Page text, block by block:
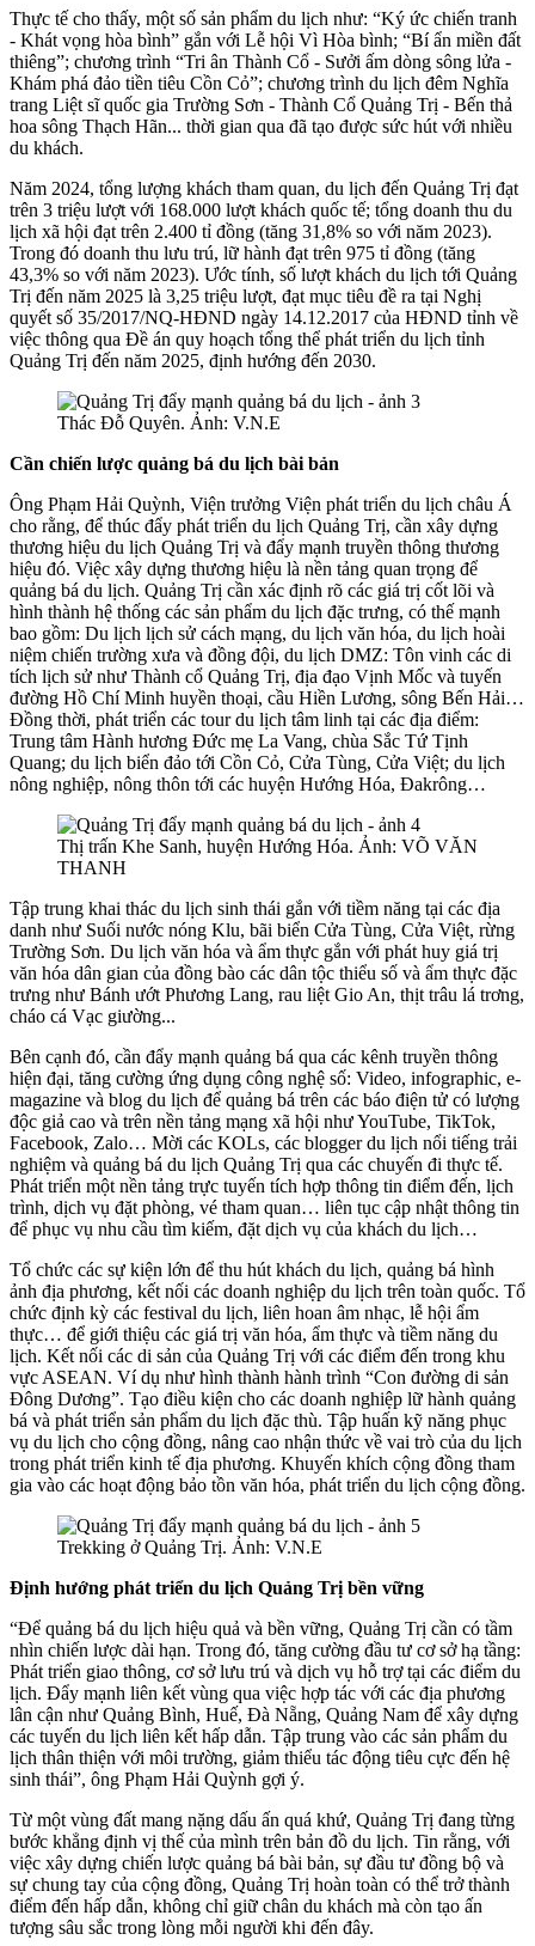
Thực tế cho thấy, một số sản phẩm du lịch như: “Ký ức chiến tranh
- Khát vọng hòa bình” gắn với Lễ hội Vì Hòa bình; “Bí ẩn miền đất
thiêng”; chương trình “Tri ân Thành Cổ - Sưởi ấm dòng sông lửa -
Khám phá đảo tiền tiêu Cồn Cỏ”; chương trình du lịch đêm Nghĩa
trang Liệt sĩ quốc gia Trường Sơn - Thành Cổ Quảng Trị - Bến thả
hoa sông Thạch Hãn... thời gian qua đã tạo được sức hút với nhiều
du khách.
Năm 2024, tổng lượng khách tham quan, du lịch đến Quảng Trị đạt
trên 3 triệu lượt với 168.000 lượt khách quốc tế; tổng doanh thu du
lịch xã hội đạt trên 2.400 tỉ đồng (tăng 31,8% so với năm 2023).
Trong đó doanh thu lưu trú, lữ hành đạt trên 975 tỉ đồng (tăng
43,3% so với năm 2023). Ước tính, số lượt khách du lịch tới Quảng
Trị đến năm 2025 là 3,25 triệu lượt, đạt mục tiêu đề ra tại Nghị
quyết số 35/2017/NQ-HĐND ngày 14.12.2017 của HĐND tỉnh về
việc thông qua Đề án quy hoạch tổng thể phát triển du lịch tỉnh
Quảng Trị đến năm 2025, định hướng đến 2030.
Thác Đỗ Quyên. Ảnh: V.N.E
Cần chiến lược quảng bá du lịch bài bản
Ông Phạm Hải Quỳnh, Viện trưởng Viện phát triển du lịch châu Á
cho rằng, để thúc đẩy phát triển du lịch Quảng Trị, cần xây dựng
thương hiệu du lịch Quảng Trị và đẩy mạnh truyền thông thương
hiệu đó. Việc xây dựng thương hiệu là nền tảng quan trọng để
quảng bá du lịch. Quảng Trị cần xác định rõ các giá trị cốt lõi và
hình thành hệ thống các sản phẩm du lịch đặc trưng, có thế mạnh
bao gồm: Du lịch lịch sử cách mạng, du lịch văn hóa, du lịch hoài
niệm chiến trường xưa và đồng đội, du lịch DMZ: Tôn vinh các di
tích lịch sử như Thành cổ Quảng Trị, địa đạo Vịnh Mốc và tuyến
đường Hồ Chí Minh huyền thoại, cầu Hiền Lương, sông Bến Hải…
Đồng thời, phát triển các tour du lịch tâm linh tại các địa điểm:
Trung tâm Hành hương Đức mẹ La Vang, chùa Sắc Tứ Tịnh
Quang; du lịch biển đảo tới Cồn Cỏ, Cửa Tùng, Cửa Việt; du lịch
nông nghiệp, nông thôn tới các huyện Hướng Hóa, Đakrông…
Thị trấn Khe Sanh, huyện Hướng Hóa. Ảnh: VÕ VĂN
THANH
Tập trung khai thác du lịch sinh thái gắn với tiềm năng tại các địa
danh như Suối nước nóng Klu, bãi biển Cửa Tùng, Cửa Việt, rừng
Trường Sơn. Du lịch văn hóa và ẩm thực gắn với phát huy giá trị
văn hóa dân gian của đồng bào các dân tộc thiểu số và ẩm thực đặc
trưng như Bánh ướt Phương Lang, rau liệt Gio An, thịt trâu lá trơng,
cháo cá Vạc giường...
Bên cạnh đó, cần đẩy mạnh quảng bá qua các kênh truyền thông
hiện đại, tăng cường ứng dụng công nghệ số: Video, infographic, e-
magazine và blog du lịch để quảng bá trên các báo điện tử có lượng
độc giả cao và trên nền tảng mạng xã hội như YouTube, TikTok,
Facebook, Zalo… Mời các KOLs, các blogger du lịch nổi tiếng trải
nghiệm và quảng bá du lịch Quảng Trị qua các chuyến đi thực tế.
Phát triển một nền tảng trực tuyến tích hợp thông tin điểm đến, lịch
trình, dịch vụ đặt phòng, vé tham quan… liên tục cập nhật thông tin
để phục vụ nhu cầu tìm kiếm, đặt dịch vụ của khách du lịch…
Tổ chức các sự kiện lớn để thu hút khách du lịch, quảng bá hình
ảnh địa phương, kết nối các doanh nghiệp du lịch trên toàn quốc. Tổ
chức định kỳ các festival du lịch, liên hoan âm nhạc, lễ hội ẩm
thực… để giới thiệu các giá trị văn hóa, ẩm thực và tiềm năng du
lịch. Kết nối các di sản của Quảng Trị với các điểm đến trong khu
vực ASEAN. Ví dụ như hình thành hành trình “Con đường di sản
Đông Dương”. Tạo điều kiện cho các doanh nghiệp lữ hành quảng
bá và phát triển sản phẩm du lịch đặc thù. Tập huấn kỹ năng phục
vụ du lịch cho cộng đồng, nâng cao nhận thức về vai trò của du lịch
trong phát triển kinh tế địa phương. Khuyến khích cộng đồng tham
gia vào các hoạt động bảo tồn văn hóa, phát triển du lịch cộng đồng.
Trekking ở Quảng Trị. Ảnh: V.N.E
Định hướng phát triển du lịch Quảng Trị bền vững
“Để quảng bá du lịch hiệu quả và bền vững, Quảng Trị cần có tầm
nhìn chiến lược dài hạn. Trong đó, tăng cường đầu tư cơ sở hạ tầng:
Phát triển giao thông, cơ sở lưu trú và dịch vụ hỗ trợ tại các điểm du
lịch. Đẩy mạnh liên kết vùng qua việc hợp tác với các địa phương
lân cận như Quảng Bình, Huế, Đà Nẵng, Quảng Nam để xây dựng
các tuyến du lịch liên kết hấp dẫn. Tập trung vào các sản phẩm du
lịch thân thiện với môi trường, giảm thiểu tác động tiêu cực đến hệ
sinh thái”, ông Phạm Hải Quỳnh gợi ý.
Từ một vùng đất mang nặng dấu ấn quá khứ, Quảng Trị đang từng
bước khẳng định vị thế của mình trên bản đồ du lịch. Tin rằng, với
việc xây dựng chiến lược quảng bá bài bản, sự đầu tư đồng bộ và
sự chung tay của cộng đồng, Quảng Trị hoàn toàn có thể trở thành
điểm đến hấp dẫn, không chỉ giữ chân du khách mà còn tạo ấn
tượng sâu sắc trong lòng mỗi người khi đến đây.